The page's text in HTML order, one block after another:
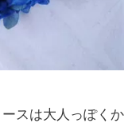
スは大人っぽくか